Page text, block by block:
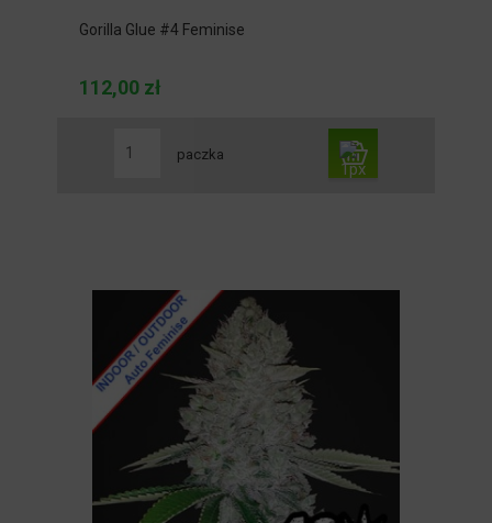
Gorilla Glue #4 Feminise
112,00 zł
paczka